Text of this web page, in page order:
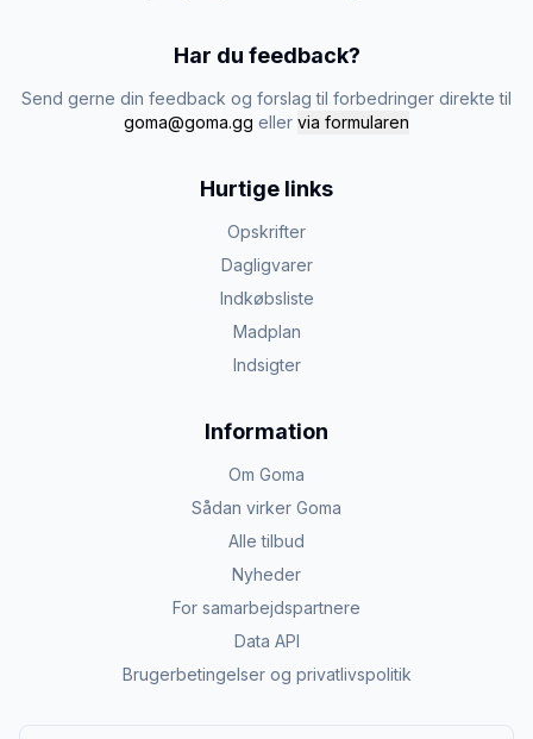
Har du feedback?
Send gerne din feedback og forslag til forbedringer direkte til
goma@goma.gg eller via formularen
Hurtige links
Opskrifter
Dagligvarer
Indkøbsliste
Madplan
Indsigter
Information
Om Goma
Sådan virker Goma
Alle tilbud
Nyheder
For samarbejdspartnere
Data API
Brugerbetingelser og privatlivspolitik